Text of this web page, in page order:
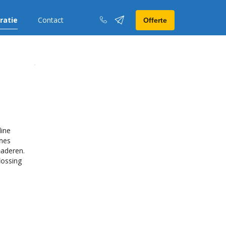
Contact Offerte